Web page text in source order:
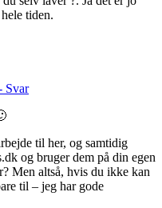
tiden.
Svar
til her, og samtidig
og bruger dem på din egen
Men altså, hvis du ikke kan
til – jeg har gode